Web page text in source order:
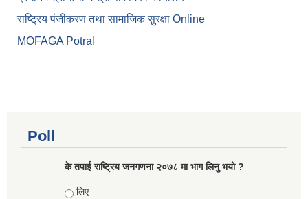
राष्ट्रिय पंजीकरण तथा सामाजिक सुरक्षा Online
MOFAGA Potral
Poll
के तपाई राष्ट्रिय जनगणना २०७८ मा भाग लिनु भयो ?
Choices
लिए